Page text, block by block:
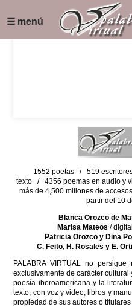
☰ menú
1552 poetas / 519
texto / 4356 poemas en audio y
más de 4,500 millones de
partir del 10
Blanca Orozco de
Marisa Mateos /
Patricia Orozco y Dina
C. Feito, H. Rosales y E.
PALABRA VIRTUAL no
exclusivamente de carácter
poesía iberoamericana y la
texto, con voz y video, libros y
propiedad de sus autores o